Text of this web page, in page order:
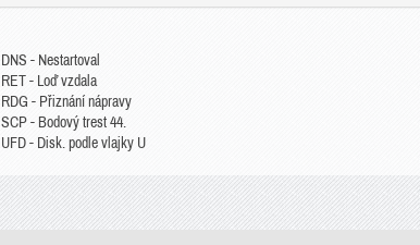
DNS - Nestartoval
RET - Loď vzdala
RDG - Přiznání nápravy
SCP - Bodový trest 44.
UFD - Disk. podle vlajky U